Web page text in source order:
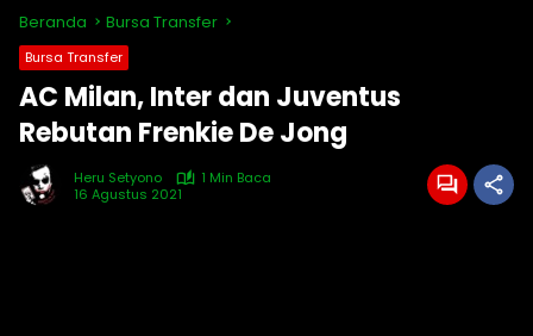
Beranda Bursa Transfer
Bursa Transfer
AC Milan, Inter dan Juventus
Rebutan Frenkie De Jong
Heru Setyono
1 Min Baca
16 Agustus 2021